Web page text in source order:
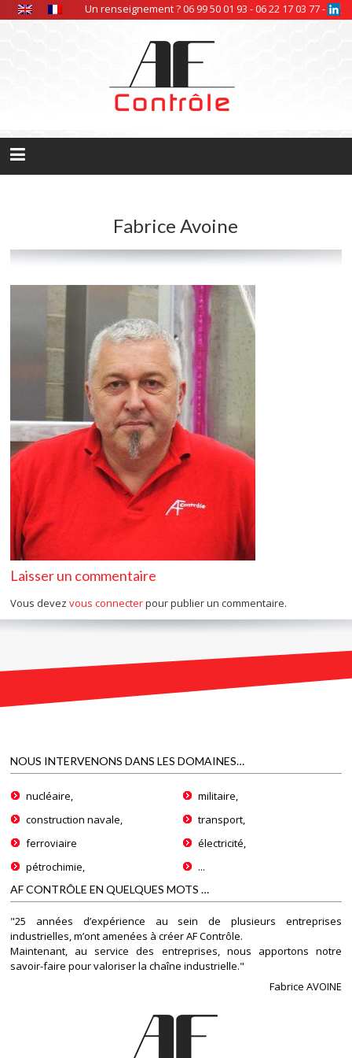
Un renseignement ? 06 99 50 01 93 - 06 22 17 03 77 -
Fabrice Avoine
Laisser un commentaire
Vous devezvous connecterpour publier un commentaire.
NOUS INTERVENONS DANS LES DOMAINES…
nucléaire,
construction navale,
ferroviaire
pétrochimie,
militaire,
transport,
électricité,
...
AF CONTRÔLE EN QUELQUES MOTS …
"25 années d’expérience au sein de plusieurs entreprises
industrielles, m’ont amenées à créer AF Contrôle.
Maintenant, au service des entreprises, nous apportons notre
savoir-faire pour valoriser la chaîne industrielle."
Fabrice AVOINE
Panneau de gestion des cookies